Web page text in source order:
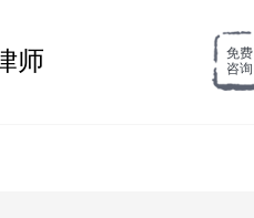
师
免费
咨询